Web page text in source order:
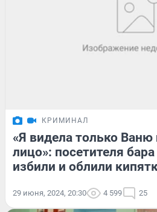
КРИМИНАЛ
«Я видела только Ваню
лицо»: посетителя
избили и облили
29 июня, 2024, 20:30 4 599 25